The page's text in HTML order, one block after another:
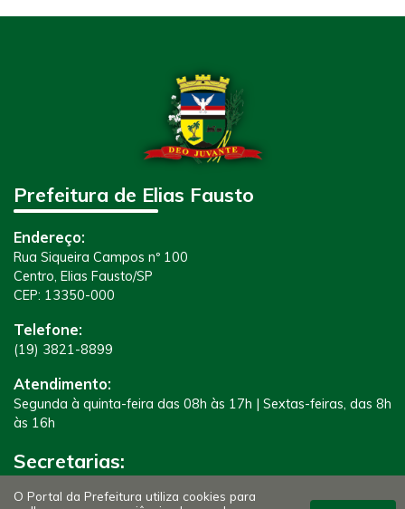
Prefeitura de Elias Fausto
Endereço:
Rua Siqueira Campos nº 100
Centro, Elias Fausto/SP
CEP: 13350-000
Telefone:
(19) 3821-8899
Atendimento:
Segunda à quinta-feira das 08h às 17h | Sextas-feiras, das 8h
às 16h
Secretarias:
Administração
O Portal da Prefeitura utiliza cookies para